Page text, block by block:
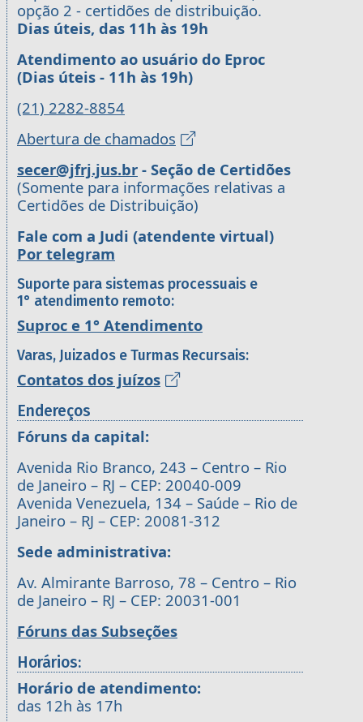
opção 2 - certidões de distribuição.
Dias úteis, das 11h às 19h
Atendimento ao usuário do Eproc
(Dias úteis - 11h às 19h)
(21) 2282-8854
Abertura de chamados
secer@jfrj.jus.br - Seção de Certidões
(Somente para informações relativas a
Certidões de Distribuição)
Fale com a Judi (atendente virtual)
Por telegram
Suporte para sistemas processuais e
1° atendimento remoto:
Suproc e 1° Atendimento
Varas, Juizados e Turmas Recursais:
Contatos dos juízos
Endereços
Fóruns da capital:
Avenida Rio Branco, 243 – Centro – Rio
de Janeiro – RJ – CEP: 20040-009
Avenida Venezuela, 134 – Saúde – Rio de
Janeiro – RJ – CEP: 20081-312
Sede administrativa:
Av. Almirante Barroso, 78 – Centro – Rio
de Janeiro – RJ – CEP: 20031-001
Fóruns das Subseções
Horários:
Horário de atendimento:
das 12h às 17h